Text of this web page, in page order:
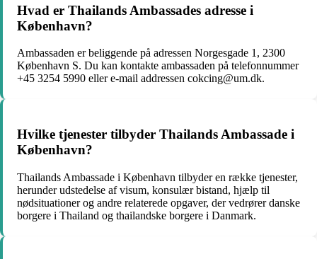
Hvad er Thailands Ambassades adresse i
København?
Ambassaden er beliggende på adressen Norgesgade 1, 2300
København S. Du kan kontakte ambassaden på telefonnummer
+45 3254 5990 eller e-mail addressen cokcing@um.dk.
Hvilke tjenester tilbyder Thailands Ambassade i
København?
Thailands Ambassade i København tilbyder en række tjenester,
herunder udstedelse af visum, konsulær bistand, hjælp til
nødsituationer og andre relaterede opgaver, der vedrører danske
borgere i Thailand og thailandske borgere i Danmark.